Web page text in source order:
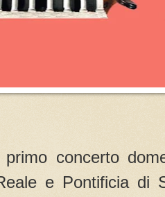
concerto
e Pontificia di